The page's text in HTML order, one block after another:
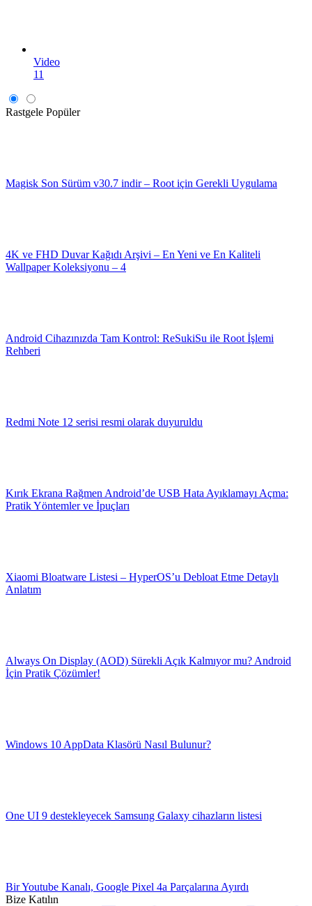
Video
11
Rastgele Popüler
Magisk Son Sürüm v30.7 indir – Root için Gerekli Uygulama
4K ve FHD Duvar Kağıdı Arşivi – En Yeni ve En Kaliteli
Wallpaper Koleksiyonu – 4
Android Cihazınızda Tam Kontrol: ReSukiSu ile Root İşlemi
Rehberi
Redmi Note 12 serisi resmi olarak duyuruldu
Kırık Ekrana Rağmen Android’de USB Hata Ayıklamayı Açma:
Pratik Yöntemler ve İpuçları
Xiaomi Bloatware Listesi – HyperOS’u Debloat Etme Detaylı
Anlatım
Always On Display (AOD) Sürekli Açık Kalmıyor mu? Android
İçin Pratik Çözümler!
Windows 10 AppData Klasörü Nasıl Bulunur?
One UI 9 destekleyecek Samsung Galaxy cihazların listesi
Bir Youtube Kanalı, Google Pixel 4a Parçalarına Ayırdı
Bize Katılın